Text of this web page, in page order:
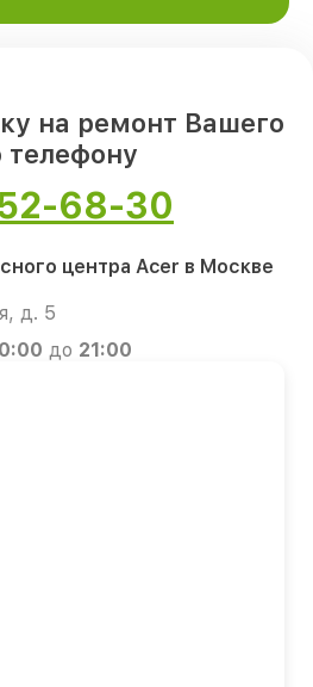
на ремонт Вашего
телефону
68-30
центра Acer в Москве
д. 5
до 21:00